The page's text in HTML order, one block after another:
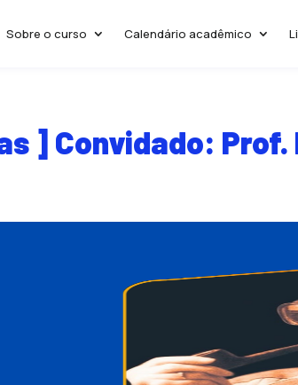
Sobre o curso Calendário acadêmico
] Convidado: Prof.